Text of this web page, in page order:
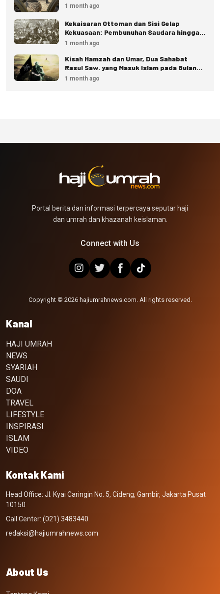
1 month ago
Kekaisaran Ottoman dan Sisi Gelap
Kekuasaan: Pembunuhan Saudara hingga
Eksekusi Istana
1 month ago
Kisah Hamzah dan Umar, Dua Sahabat
Rasul Saw. yang Masuk Islam pada Bulan
Dzulhijjah
1 month ago
Portal berita dan informasi terpercaya seputar haji
dan umrah dan khazanah keislaman.
Connect with Us
Copyright © 2026 hajiumrahnews.com. All rights reserved.
Kanal
HAJI UMRAH
NEWS
SYARIAH
SAUDI
DOA
TRAVEL
LIFESTYLE
INSPIRASI
ISLAM
VIDEO
Kontak Kami
Head Office: Jl. Kyai Caringin No. 5, Cideng, Gambir, Jakarta Pusat
10150
Call Center: (021) 3483440
redaksi@hajiumrahnews.com
About Us